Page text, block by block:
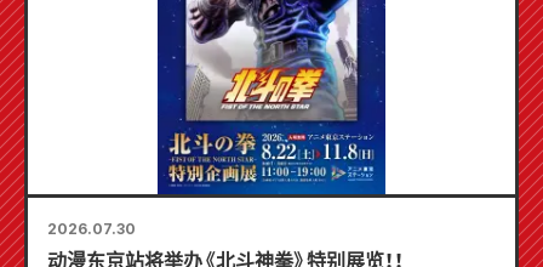
2026.07.30
动漫东京站将举办《北斗神拳》特别展览！！